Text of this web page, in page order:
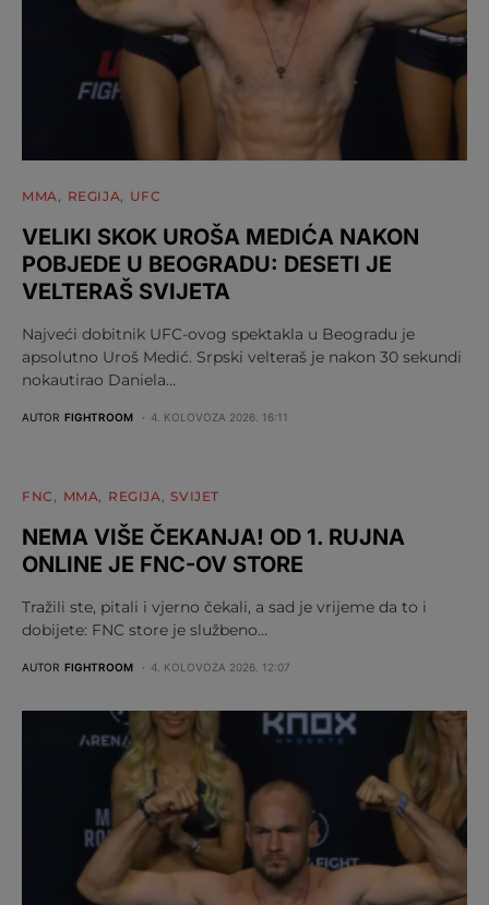
MMA REGIJA UFC
VELIKI SKOK UROŠA MEDIĆA NAKON
POBJEDE U BEOGRADU: DESETI JE
VELTERAŠ SVIJETA
Najveći dobitnik UFC-ovog spektakla u Beogradu je
apsolutno Uroš Medić. Srpski velteraš je nakon 30 sekundi
nokautirao Daniela…
AUTOR FIGHTROOM 4. KOLOVOZA 2026. 16:11
FNC MMA REGIJA SVIJET
NEMA VIŠE ČEKANJA! OD 1. RUJNA
ONLINE JE FNC-OV STORE
Tražili ste, pitali i vjerno čekali, a sad je vrijeme da to i
dobijete: FNC store je službeno…
AUTOR FIGHTROOM 4. KOLOVOZA 2026. 12:07